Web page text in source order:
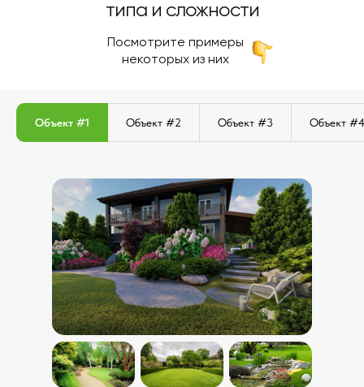
типа и сложности
Посмотрите примеры
некоторых из них
Объект #1 Объект #2 Объект #3 Объект #4